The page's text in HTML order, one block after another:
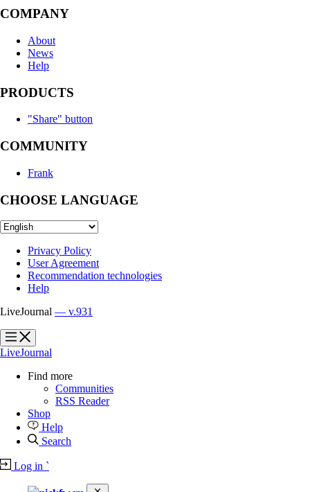
COMPANY
About
News
Help
PRODUCTS
"Share" button
COMMUNITY
Frank
CHOOSE LANGUAGE
Privacy Policy
User Agreement
Recommendation technologies
Help
LiveJournal — v.931
?
?
LiveJournal
Find more
Communities
RSS Reader
Shop
Help
Search
Log in `